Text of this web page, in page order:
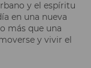
y el espíritu
en una nueva
más que una
y vivir el